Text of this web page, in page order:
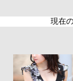
現在